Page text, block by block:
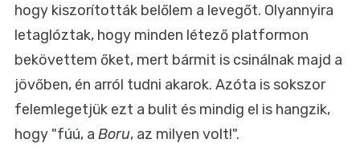
hogy kiszorították belőlem a levegőt. Olyannyira
letaglóztak, hogy minden létező platformon
bekövettem őket, mert bármit is csinálnak majd a
jövőben, én arról tudni akarok. Azóta is sokszor
felemlegetjük ezt a bulit és mindig el is hangzik,
hogy "fúú, a Boru, az milyen volt!".